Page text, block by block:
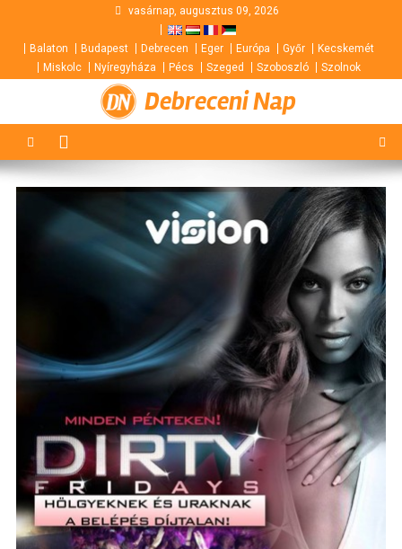
content
vasárnap, augusztus 09, 2026
Balaton Budapest Debrecen Eger Európa Győr
Kecskemét
Miskolc
Nyíregyháza Pécs Szeged Szoboszló Szolnok
Debreceni Nap